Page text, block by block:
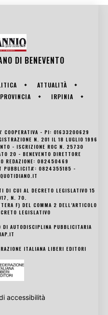
DI BENEVENTO
ATTUALITÀ
PROVINCIA
IRPINIA
COOPERATIVA - PI: 01633200629
N. 201 IL 18 LUGLIO 1996
- ISCRIZIONE ROC N. 25730
20 - BENEVENTO DIRETTORE
REDAZIONE: 082450469
PUBBLICITA': 0824355185 -
DI CUI AL DECRETO LEGISLATIVO 15
N. 70.
F) DEL COMMA 2 DELL’ARTICOLO
LEGISLATIVO
DI AUTODISCIPLINA PUBBLICITARIA
ITALIANA LIBERI EDITORI
accessibilità